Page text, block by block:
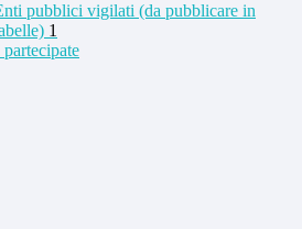
pubblici vigilati (da pubblicare in
1
partecipate